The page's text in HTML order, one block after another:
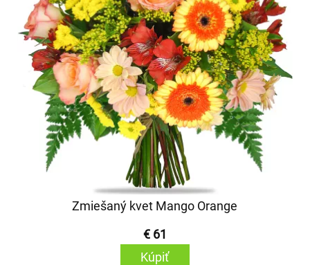
Zmiešaný kvet Mango Orange
€ 61
Kúpiť